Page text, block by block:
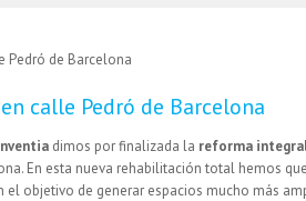
calle Pedró de Barcelona
dimos por finalizada la reforma
En esta nueva rehabilitación total hemos
el objetivo de generar espacios mucho más